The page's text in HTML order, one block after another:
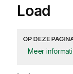
Load
OP DEZE
Meer